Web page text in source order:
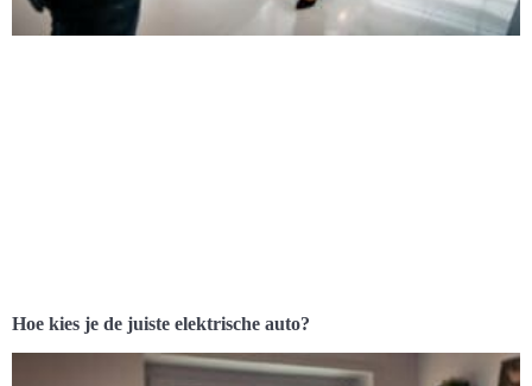
Hoe kies je de juiste elektrische auto?